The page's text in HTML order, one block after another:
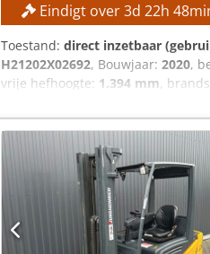
Eindigt over3d 22h 48
Toestand: direct inzetbaar
H21202X02692, Bouwjaar: 2020,
vrije hefhoogte: 1.394 mm,
minimum prijs – gegarandeerde
2.500 kg Lastzwaartepunt: 500
Bouwhoogte: 2.134 mm Type
band, zwart Staat van de
Motorvermogen: 45 kW Dodpfx
Zijverschuiving - Bediening met